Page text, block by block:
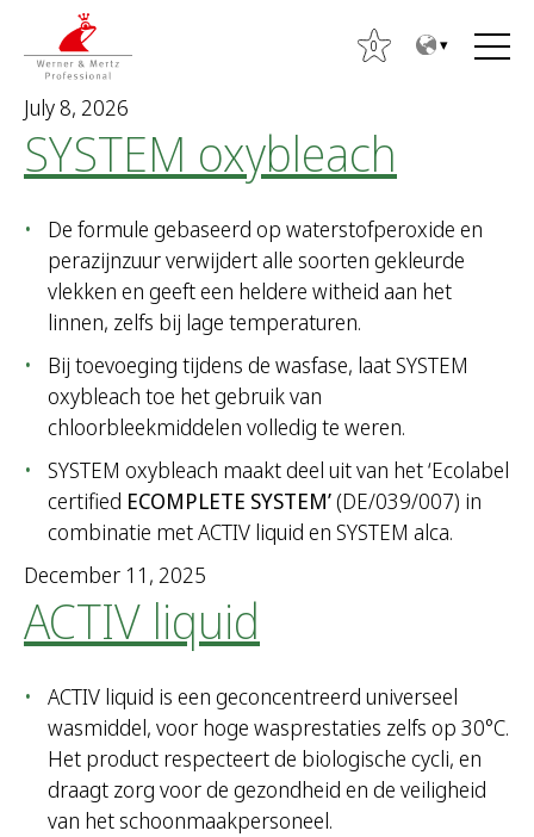
0
a
f
o
r
July 8, 2026
SYSTEM oxybleach
De formule gebaseerd op waterstofperoxide en
perazijnzuur verwijdert alle soorten gekleurde
vlekken en geeft een heldere witheid aan het
linnen, zelfs bij lage temperaturen.
Bij toevoeging tijdens de wasfase, laat SYSTEM
oxybleach toe het gebruik van
chloorbleekmiddelen volledig te weren.
SYSTEM oxybleach maakt deel uit van het ‘Ecolabel
certified ECOMPLETE SYSTEM’(DE/039/007) in
combinatie met ACTIV liquid en SYSTEM alca.
December 11, 2025
ACTIV liquid
ACTIV liquid is een geconcentreerd universeel
wasmiddel, voor hoge wasprestaties zelfs op 30°C.
Het product respecteert de biologische cycli, en
draagt zorg voor de gezondheid en de veiligheid
van het schoonmaakpersoneel.